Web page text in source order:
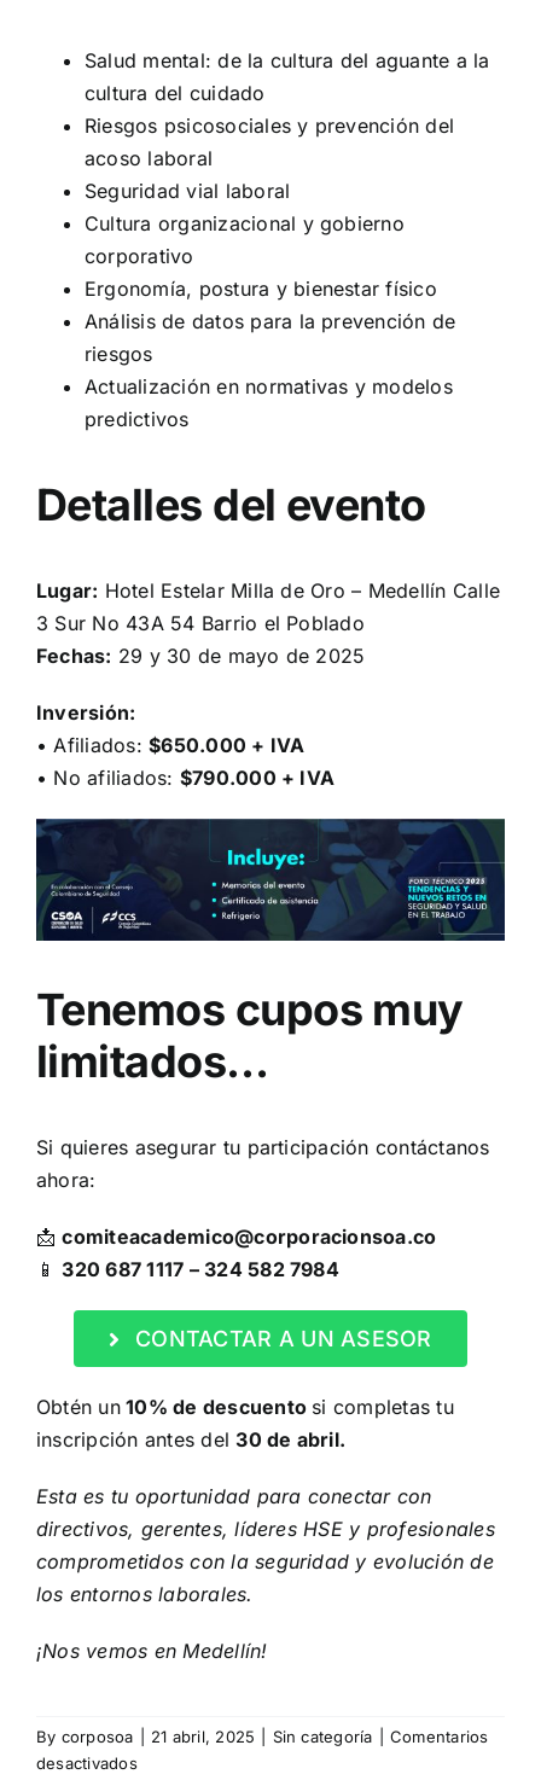
Salud mental: de la cultura del aguante a la
cultura del cuidado
Riesgos psicosociales y prevención del
acoso laboral
Seguridad vial laboral
Cultura organizacional y gobierno
corporativo
Ergonomía, postura y bienestar físico
Análisis de datos para la prevención de
riesgos
Actualización en normativas y modelos
predictivos
Detalles del evento
Lugar: Hotel Estelar Milla de Oro – Medellín Calle
3 Sur No 43A 54 Barrio el Poblado
Fechas: 29 y 30 de mayo de 2025
Inversión:
• Afiliados:$650.000 + IVA
• No afiliados: $790.000 + IVA
Tenemos cupos muy
limitados…
Si quieres asegurar tu participación contáctanos
ahora:
📩comiteacademico@corporacionsoa.co
📱320 687 1117 – 324 582 7984
CONTACTAR A UN ASESOR
Obtén un10% de descuento si completas tu
inscripción antes del30 de abril.
Esta es tu oportunidad para conectar con
directivos, gerentes, líderes HSE y profesionales
comprometidos con la seguridad y evolución de
los entornos laborales.
¡Nos vemos en Medellín!
By corposoa 21 abril, 2025 Sin categoría
Comentarios
desactivadosen